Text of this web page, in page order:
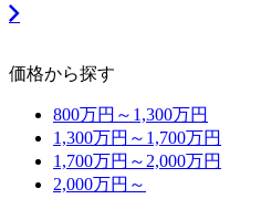
価格から探す
800万円～1,300万円
1,300万円～1,700万円
1,700万円～2,000万円
2,000万円～